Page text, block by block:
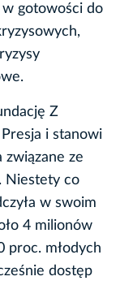
w gotowości do
Z
i stanowi
związane ze
Niestety co
w swoim
4 milionów
proc. młodych
dostęp